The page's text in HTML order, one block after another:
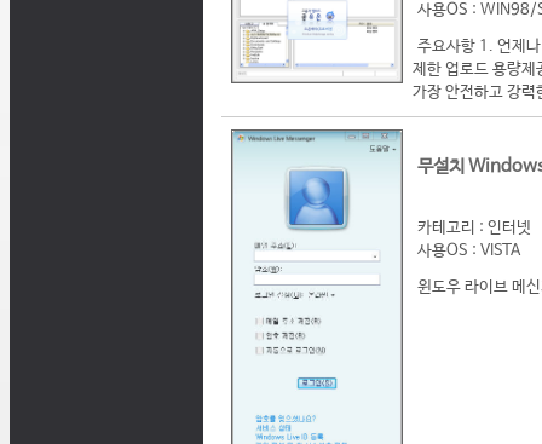
사용OS :
주요사항 1. 언제
제한 업로드 용량
가장 안전하고 강
무설치
카테고리 : 인터넷
사용OS : VISTA
윈도우 라이브 메